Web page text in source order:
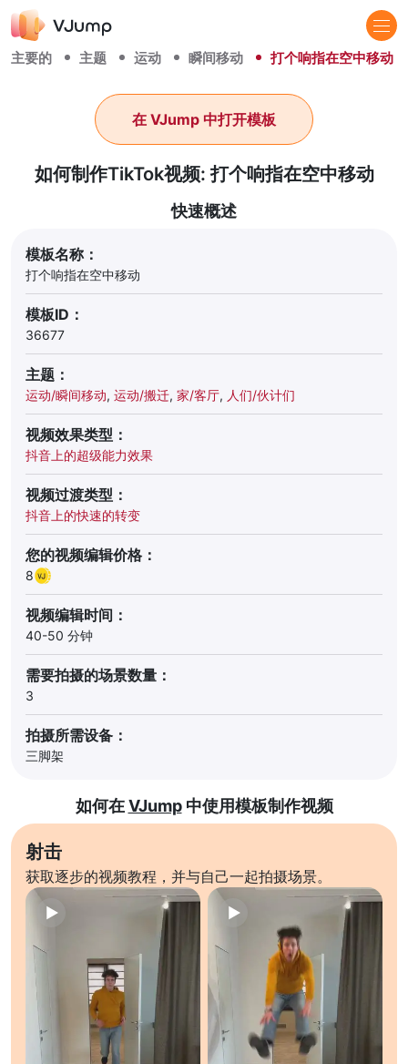
主要的 主题 运动 瞬间移动 打个响指在空中移动
如何制作TikTok视频: 打个响指在空中移动
在 VJump 中打开模板
快速概述
模板名称：
打个响指在空中移动
模板ID：
36677
主题：
运动/瞬间移动, 运动/搬迁, 家/客厅, 人们/伙计们
视频效果类型：
抖音上的超级能力效果
视频过渡类型：
抖音上的快速的转变
您的视频编辑价格：
8
视频编辑时间：
40-50 分钟
需要拍摄的场景数量：
3
拍摄所需设备：
三脚架
如何在VJump中使用模板制作视频
射击
获取逐步的视频教程，并与自己一起拍摄场景。